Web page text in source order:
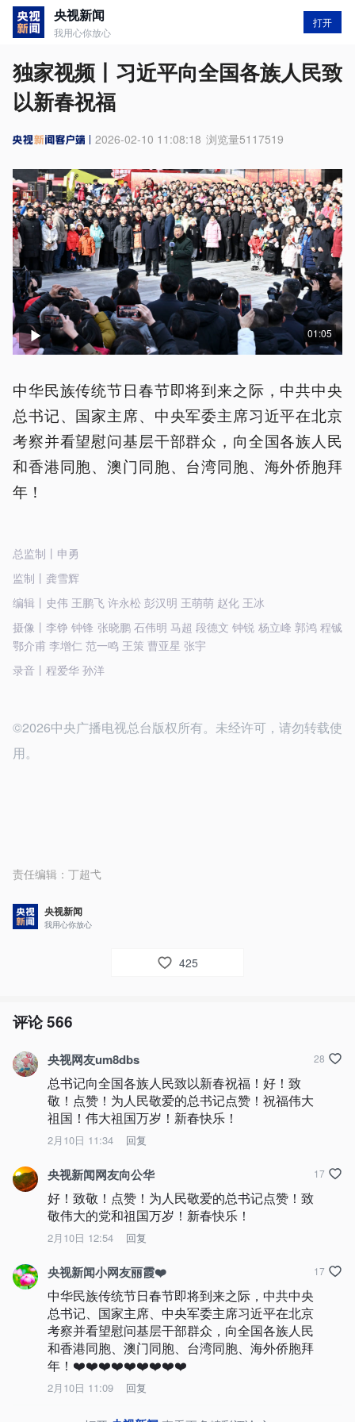
央视新闻
我用心你放心
打开
独家视频丨习近平向全国各族人民致
以新春祝福
2026-02-10 11:08:18 浏览量5117519
01:05
中华民族传统节日春节即将到来之际，中共中央
总书记、国家主席、中央军委主席习近平在北京
考察并看望慰问基层干部群众，向全国各族人民
和香港同胞、澳门同胞、台湾同胞、海外侨胞拜
年！
总监制丨申勇
监制丨龚雪辉
编辑丨史伟 王鹏飞 许永松 彭汉明 王萌萌 赵化 王冰
摄像丨李铮 钟锋 张晓鹏 石伟明 马超 段德文 钟锐 杨立峰 郭鸿 程铖
鄂介甫 李增仁 范一鸣 王策 曹亚星 张宇
录音丨程爱华 孙洋
©2026中央广播电视总台版权所有。未经许可，请勿转载使
用。
责任编辑： 丁超弋
央视新闻
我用心你放心
425
评论566
央视网友um8dbs
总书记向全国各族人民致以新春祝福！好！致
敬！点赞！为人民敬爱的总书记点赞！祝福伟大
祖国！伟大祖国万岁！新春快乐！
2月10日 11:34 回复
28
央视新闻网友向公华
好！致敬！点赞！为人民敬爱的总书记点赞！致
敬伟大的党和祖国万岁！新春快乐！
2月10日 12:54 回复
17
央视新闻小网友丽霞❤️
中华民族传统节日春节即将到来之际，中共中央
总书记、国家主席、中央军委主席习近平在北京
考察并看望慰问基层干部群众，向全国各族人民
和香港同胞、澳门同胞、台湾同胞、海外侨胞拜
年！❤️❤️❤️❤️❤️❤️❤️❤️❤️
2月10日 11:09 回复
17